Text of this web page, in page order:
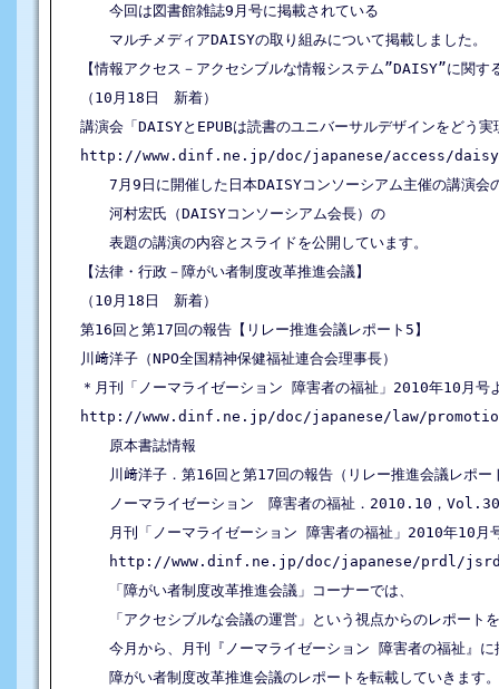
今回は図書館雑誌9月号に掲載されている
マルチメディアDAISYの取り組みについて掲載しました。
【情報アクセス－アクセシブルな情報システム”DAISY”に関す
（10月18日　新着）
講演会「DAISYとEPUBは読書のユニバーサルデザインをどう実
http://www.dinf.ne.jp/doc/japanese/access/
7月9日に開催した日本DAISYコンソーシアム主催の講演会
河村宏氏（DAISYコンソーシアム会長）の
表題の講演の内容とスライドを公開しています。
【法律・行政－障がい者制度改革推進会議】
（10月18日　新着）
第16回と第17回の報告【リレー推進会議レポート5】
川﨑洋子（NPO全国精神保健福祉連合会理事長）
＊月刊「ノーマライゼーション 障害者の福祉」2010年10月号
http://www.dinf.ne.jp/doc/japanese/law/
原本書誌情報
川﨑洋子．第16回と第17回の報告（リレー推進会議レポー
ノーマライゼーション　障害者の福祉．2010.10，
月刊「ノーマライゼーション 障害者の福祉」2010年10月
http://www.dinf.ne.jp/doc/japanese/prdl/jsrd/
「障がい者制度改革推進会議」コーナーでは、
「アクセシブルな会議の運営」という視点からのレポート
今月から、月刊『ノーマライゼーション 障害者の福祉』に
障がい者制度改革推進会議のレポートを転載していきます。